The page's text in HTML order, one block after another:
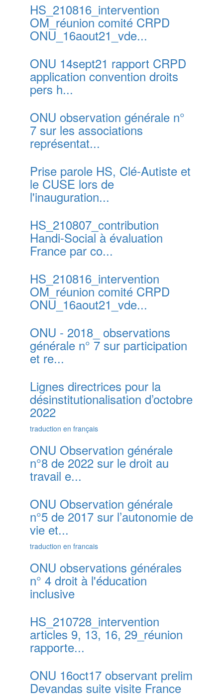
HS_210816_intervention
OM_réunion comité CRPD
ONU_16aout21_vde...
ONU 14sept21 rapport CRPD
application convention droits
pers h...
ONU observation générale n°
7 sur les associations
représentat...
Prise parole HS, Clé-Autiste et
le CUSE lors de
l'inauguration...
HS_210807_contribution
Handi-Social à évaluation
France par co...
HS_210816_intervention
OM_réunion comité CRPD
ONU_16aout21_vde...
ONU - 2018_ observations
générale n° 7 sur participation
et re...
Lignes directrices pour la
désinstitutionalisation d’octobre
2022
traduction en français
ONU Observation générale
n°8 de 2022 sur le droit au
travail e...
ONU Observation générale
n°5 de 2017 sur l’autonomie de
vie et...
traduction en francais
ONU observations générales
n° 4 droit à l'éducation
inclusive
HS_210728_intervention
articles 9, 13, 16, 29_réunion
rapporte...
ONU 16oct17 observant prelim
Devandas suite visite France